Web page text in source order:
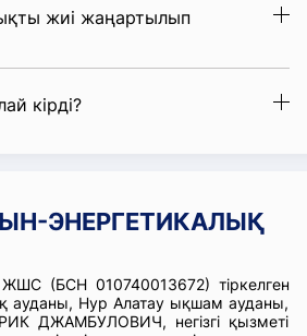
жиі жаңартылып
кірді?
ЭНЕРГЕТИКАЛЫҚ
(БСН 010740013672) тіркелген
ауданы, Нур Алатау ықшам ауданы,
ДЖАМБУЛОВИЧ, негізгі қызметі